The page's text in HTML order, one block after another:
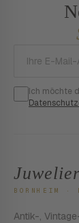
Ich möchte
BORNHEIM ·
Antik-,